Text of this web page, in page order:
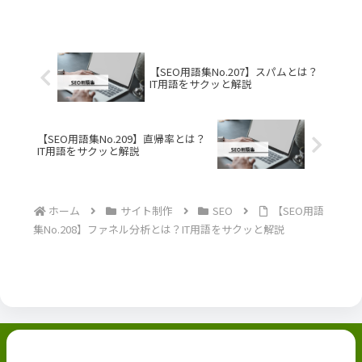
【SEO用語集No.207】スパムとは？
IT用語をサクッと解説
【SEO用語集No.209】直帰率とは？
IT用語をサクッと解説
ホーム サイト制作 SEO
【SEO用語
集No.208】ファネル分析とは？IT用語をサクッと解説